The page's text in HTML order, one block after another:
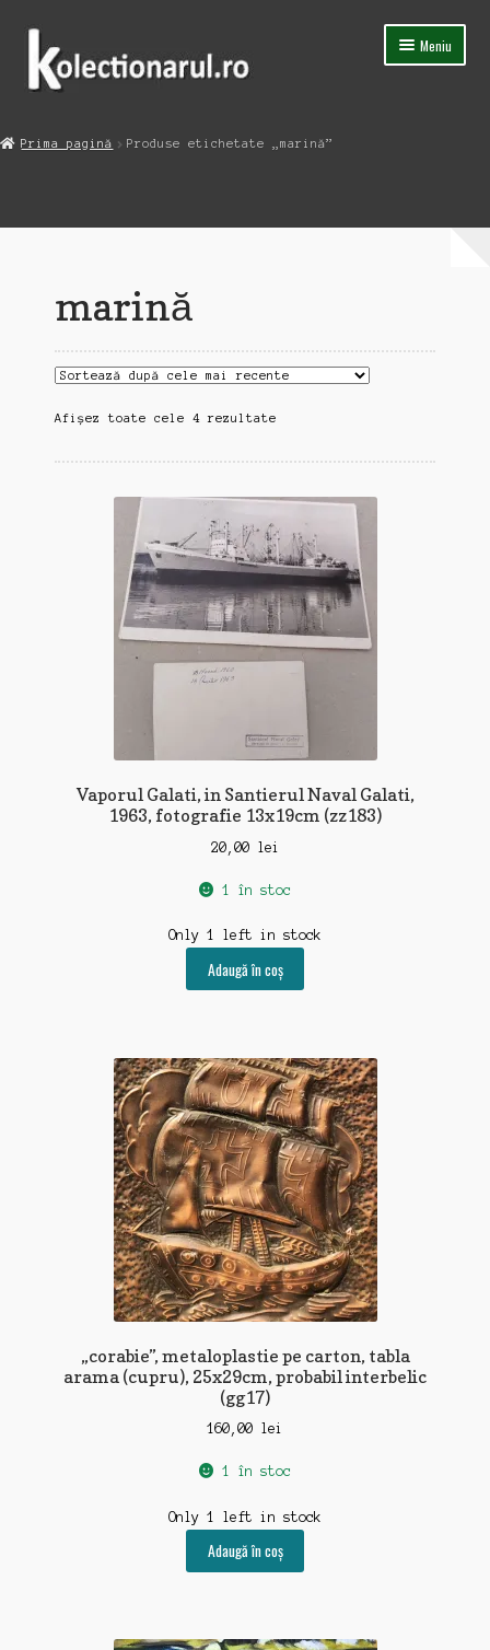
Sari
navigare
Sari
conținut
Meniu
Contact
Prima pagină Produse etichetate „marină”
marină
Afișez toate cele 4 rezultateSortat
cele
recente
Vaporul Galati, in Santierul Naval Galati,
1963, fotografie 13x19cm (zz183)
20,00 lei
1 în stoc
Only 1 left in stock
Adaugă în coș
„corabie”, metaloplastie pe carton, tabla
arama (cupru), 25x29cm, probabil interbelic
(gg17)
160,00 lei
1 în stoc
Only 1 left in stock
Adaugă în coș